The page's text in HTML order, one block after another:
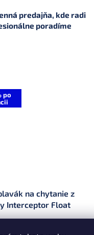
predajňa, kde radi
poradíme
po
na chytanie z
Interceptor Float